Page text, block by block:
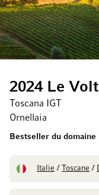
2024 Le
Toscana IGT
Ornellaia
Bestseller du domaine
Italie / Toscane /